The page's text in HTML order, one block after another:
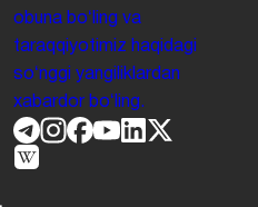
obuna boʻling va
taraqqiyotimiz haqidagi
soʻnggi yangiliklardan
xabardor boʻling.